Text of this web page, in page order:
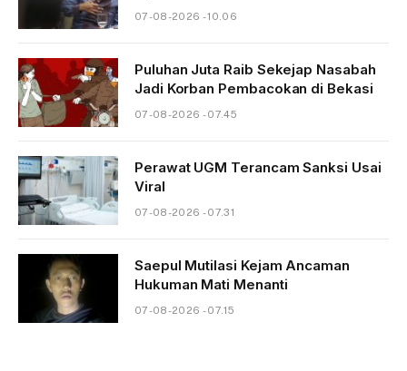
07-08-2026 - 10.06
Puluhan Juta Raib Sekejap Nasabah
Jadi Korban Pembacokan di Bekasi
07-08-2026 - 07.45
Perawat UGM Terancam Sanksi Usai
Viral
07-08-2026 - 07.31
Saepul Mutilasi Kejam Ancaman
Hukuman Mati Menanti
07-08-2026 - 07.15